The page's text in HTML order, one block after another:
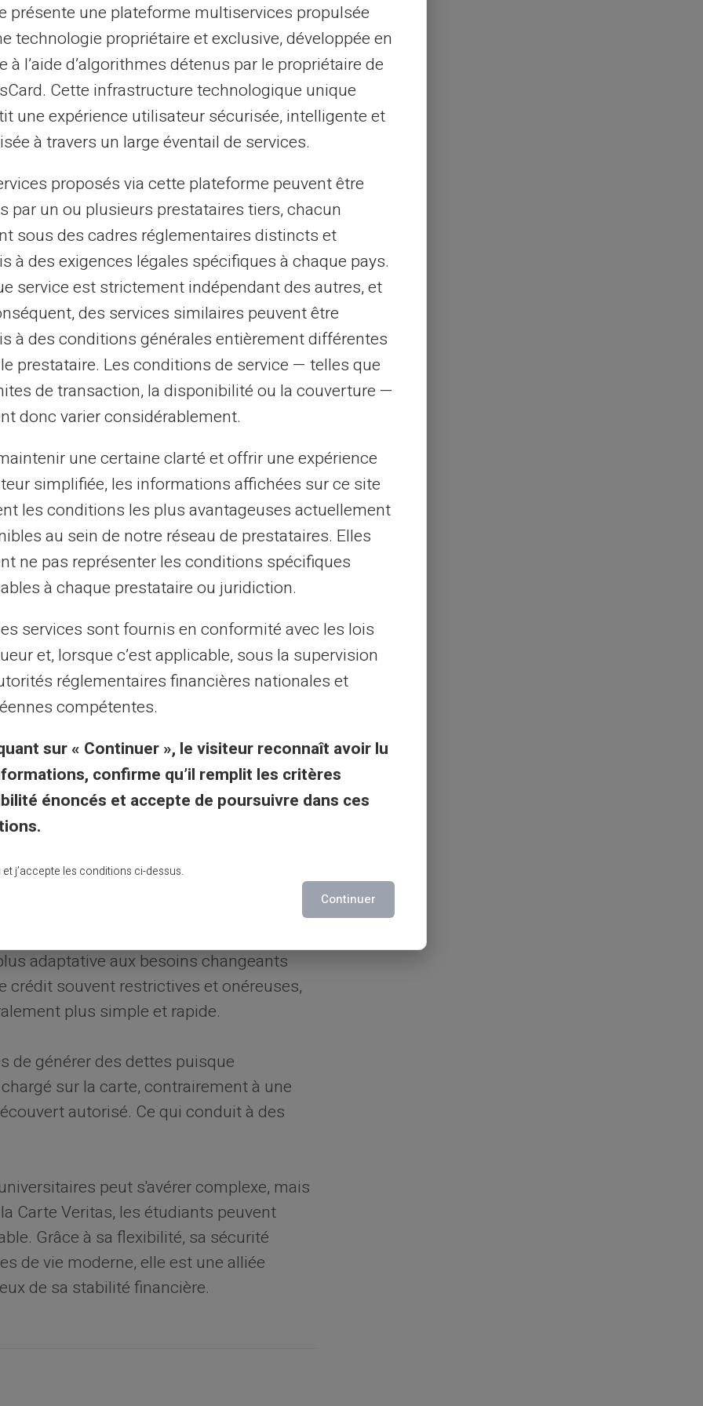
part importante des dépenses
utilisez une
carte prépayée
Chaque transaction peut être
dédiée, un gage de sécurité
population souvent citée par ces
dans les virements
représente un autre avantage
qui viennent de l'étranger ou qui
il est vital de pouvoir transférer des
carte répond parfaitement à ce besoin,
à un coût réduit comparé aux banques
soutenir les étudiants dans leur
meilleure gestion des urgences
financière
d'une somme prédéterminée, l'utilisateur
et une prise de conscience
forge une discipline financière
blocage temporaire de la carte ou les
contrôler les flux financiers, renforçant
à la gestion prudente de leur argent.
bancaires
classiques, les
adaptative aux besoins changeants
crédit souvent restrictives et onéreuses,
plus simple et rapide.
de générer des dettes puisque
sur la carte, contrairement à une
autorisé. Ce qui conduit à des
peut s'avérer complexe, mais
Carte Veritas, les étudiants peuvent
Grâce à sa flexibilité, sa sécurité
de vie moderne, elle est une alliée
de sa stabilité financière.
présente une plateforme multiservices propulsée
technologie propriétaire et exclusive, développée en
à l’aide d’algorithmes détenus par le propriétaire de
Cette infrastructure technologique unique
une expérience utilisateur sécurisée, intelligente et
à travers un large éventail de services.
proposés via cette plateforme peuvent être
par un ou plusieurs prestataires tiers, chacun
sous des cadres réglementaires distincts et
à des exigences légales spécifiques à chaque pays.
service est strictement indépendant des autres, et
des services similaires peuvent être
à des conditions générales entièrement différentes
prestataire. Les conditions de service — telles que
de transaction, la disponibilité ou la couverture —
donc varier considérablement.
une certaine clarté et offrir une expérience
simplifiée, les informations affichées sur ce site
les conditions les plus avantageuses actuellement
au sein de notre réseau de prestataires. Elles
ne pas représenter les conditions spécifiques
à chaque prestataire ou juridiction.
services sont fournis en conformité avec les lois
et, lorsque c’est applicable, sous la supervision
réglementaires financières nationales et
compétentes.
sur « Continuer », le visiteur reconnaît avoir lu
confirme qu’il remplit les critères
énoncés et accepte de poursuivre dans ces
et j’accepte les conditions ci-dessus.
Continuer